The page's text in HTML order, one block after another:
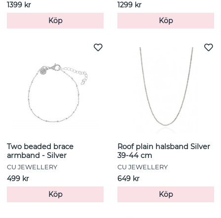
1399 kr
Köp
1299 kr
Köp
Two beaded brace
armband - Silver
CU JEWELLERY
499 kr
Köp
Roof plain halsband Silver
39-44 cm
CU JEWELLERY
649 kr
Köp